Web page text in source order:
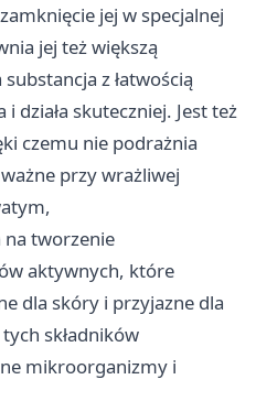
jej w specjalnej
jej też większą
z łatwością
działa skuteczniej. Jest też
czemu nie podrażnia
przy wrażliwej
na tworzenie
aktywnych, które
dla skóry i przyjazne dla
składników
mikroorganizmy i